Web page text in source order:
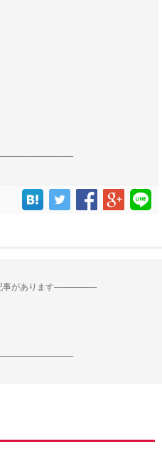
があります--------------------